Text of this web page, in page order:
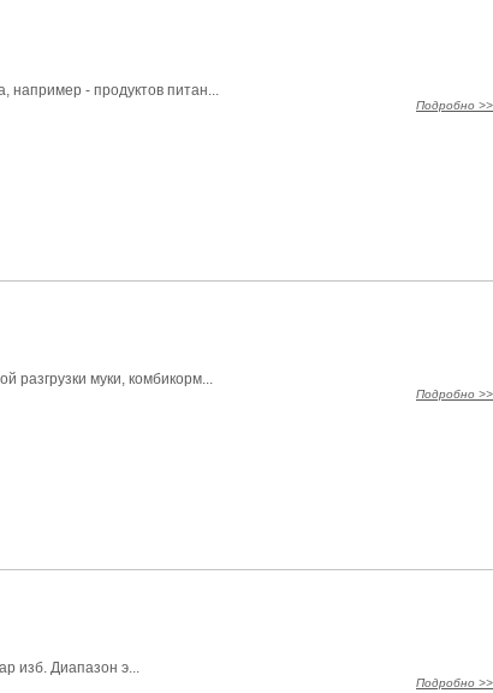
например - продуктов питан...
Подробно >>
разгрузки муки, комбикорм...
Подробно >>
изб. Диапазон э...
Подробно >>